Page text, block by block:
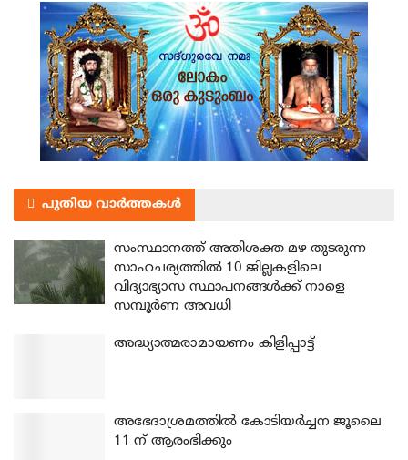
പുതിയ വാർത്തകൾ
സംസ്ഥാനത്ത് അതിശക്ത മഴ തുടരുന്ന
സാഹചര്യത്തിൽ 10 ജില്ലകളിലെ
വിദ്യാഭ്യാസ സ്ഥാപനങ്ങൾക്ക് നാളെ
സമ്പൂർണ അവധി
അദ്ധ്യാത്മരാമായണം കിളിപ്പാട്ട്
അഭേദാശ്രമത്തില്‍ കോടിയര്‍ച്ചന ജൂലൈ
11 ന് ആരംഭിക്കും